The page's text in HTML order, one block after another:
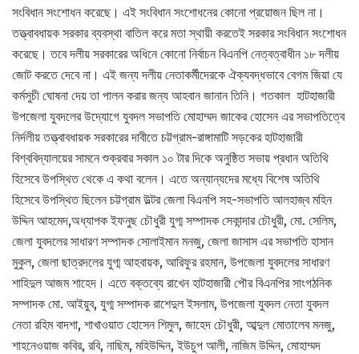
সংবিধান সংশোধন করেছে। এই সংবিধান সংশোধনের কোনো প্রয়োজন ছিল না।
তত্ত্বাবধায়ক সরকার ব্যবস্থা বাতিল করে মতা স্থায়ী করতেই সরকার সংবিধান সংশোধন
করেছে। তবে দলীয় সরকারের অধিনে কোনো নির্বাচন বিএনপি নেত্বত্বাধীন ১৮ দলীয়
জোট করতে দেবে না। এই জন্য দলীয় নেতাকর্মীদেরকে ঐক্যবদ্ধভাবে বেগম জিয়া যে
কর্মসুচী ঘোষনা দেয় তা পালন করার জন্য আহবান জানান তিনি। গতকাল হাটহাজারী
উপজেলা যুবদলের উদ্যোগে যুবদল সভাপতি মোহাম্মদ জাকের হোসেন এর সভাপতিত্বে
নির্দলীয় তত্ত্বাবধায়ক সরকারের দাবীতে চট্টগ্রাম-রাঙ্গামাটি সড়কের হাটহাজারী
বিশ্ববিদ্যালয়ের সামনে শুক্রবার সকাল ১০ টার দিকে অনুষ্ঠিত সভায় প্রধান অতিথি
হিসেবে উপস্থিত থেকে এ কথা বলেন। এতে অন্যান্যদের মধ্যে বিশেষ অতিথি
হিসেবে উপস্থিত ছিলেন চট্টগ্রাম উল্টর জেলা বিএনপি সহ-সভাপতি আলহাজ্ব মহিন
উদ্দিন আহমেদ,অধ্যাপক ইফনুছ চৌধুরী যুগ্ম সম্পাদক সেকান্দার চৌধুরী, মো. সেলিম,
জেলা যুবদলের সাধারণ সম্পাদক সোলাইমান মনজু, জেলা জাসাস এর সভাপতি হাসান
মুকুল, জেলা ছাত্রদলের যুগ্ম আহবায়ক, আরিফুর রহমান, উপজেলা যুবদলের সাধারণ
শাহিদুল আজম শাহেদ। এতে বক্তব্যে রাখেন হাটহাজারী পৌর বিএনপির সাংগঠনিক
সম্পাদক মো. আইয়ুব, যুগ্ম সম্পাদক রাশেদুল ইসলাম, উপজেলা যুবদল নেতা যুবদল
নেতা রহিম বাদশা, শাখাওয়াত হোসেন শিমুল, জাহেদ চৌধুরী, আব্দুল মোতালেব মনজু,
শাহনেওয়াজ কবির, রবি, নাছিম, মহিউদ্দিন, ইউচুপ আলী, নাজিম উদ্দিন, মোহাম্মদ